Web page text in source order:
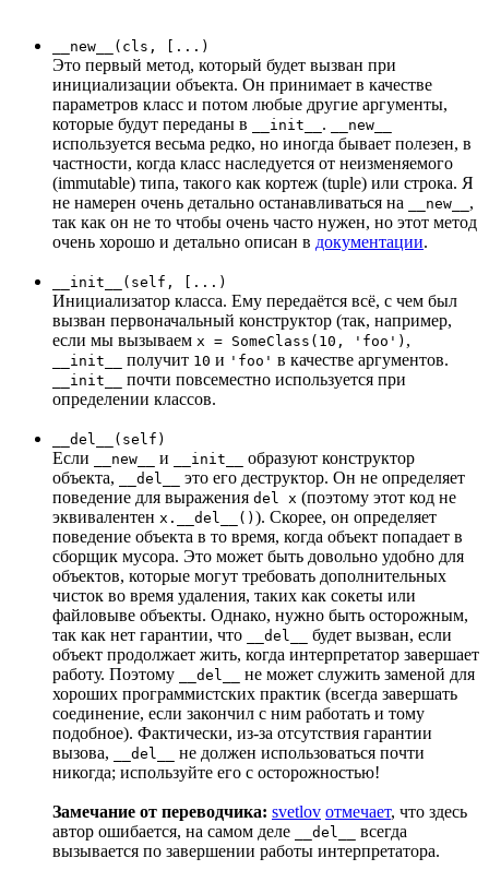
__new__(cls, [...)
Это первый метод, который будет вызван при
инициализации объекта. Он принимает в качестве
параметров класс и потом любые другие аргументы,
которые будут переданы в
__init__ . __new__
используется весьма редко, но иногда бывает полезен, в
частности, когда класс наследуется от неизменяемого
(immutable) типа, такого как кортеж (tuple) или строка. Я
не намерен очень детально останавливаться на
__new__ ,
так как он не то чтобы очень часто нужен, но этот метод
очень хорошо и детально описан в документации.
__init__(self, [...)
Инициализатор класса. Ему передаётся всё, с чем был
вызван первоначальный конструктор (так, например,
если мы вызываем x = SomeClass(10, 'foo') ,
__init__ получит 10 и 'foo' в качестве аргументов.
__init__
почти повсеместно используется при
определении классов.
__del__(self)
Если __new__ и __init__
образуют конструктор
объекта,
__del__
это его деструктор. Он не определяет
поведение для выражения del x (поэтому этот код не
эквивалентен x.__del__() ). Скорее, он определяет
поведение объекта в то время, когда объект попадает в
сборщик мусора. Это может быть довольно удобно для
объектов, которые могут требовать дополнительных
чисток во время удаления, таких как сокеты или
файловыве объекты. Однако, нужно быть осторожным,
так как нет гарантии, что
__del__
будет вызван, если
объект продолжает жить, когда интерпретатор завершает
работу. Поэтому
__del__
не может служить заменой для
хороших программистских практик (всегда завершать
соединение, если закончил с ним работать и тому
подобное). Фактически, из-за отсутствия гарантии
вызова,
__del__
не должен использоваться почти
никогда; используйте его с осторожностью!
Замечание от переводчика: svetlov отмечает, что здесь
автор ошибается, на самом деле
__del__
всегда
вызывается по завершении работы интерпретатора.